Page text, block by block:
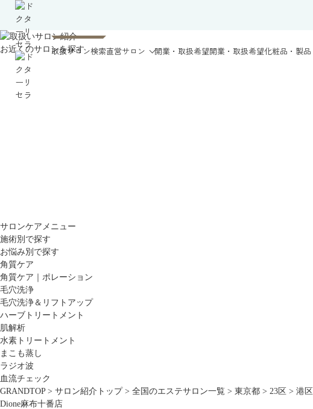
取扱サロン検索直営サロン 開業・取扱希望開業・取扱希望化粧品・製品
お近くのサロンを探す
サロンケアメニュー
施術別で探す
お悩み別で探す
角質ケア
角質ケア｜ポレーション
毛穴洗浄
毛穴洗浄＆リフトアップ
ハーブトリートメント
肌解析
水素トリートメント
まこも蒸し
ラジオ波
血流チェック
GRANDTOP > サロン紹介トップ > 全国のエステサロン一覧 > 東京都 > 23区 > 港区
Dione麻布十番店